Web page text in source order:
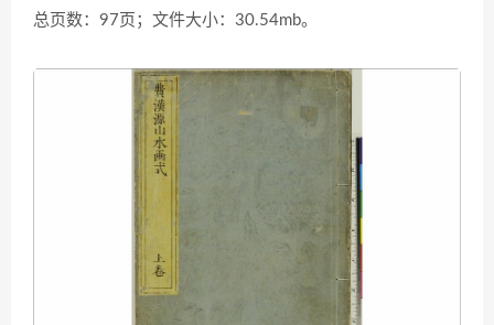
总页数：97页；文件大小：30.54mb。